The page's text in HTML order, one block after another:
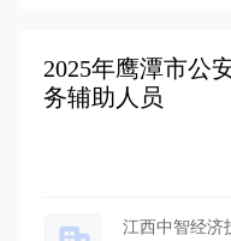
2025年鹰潭市公
务辅助人员
江西中智经济